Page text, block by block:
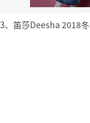
3、笛莎Deesha 2018